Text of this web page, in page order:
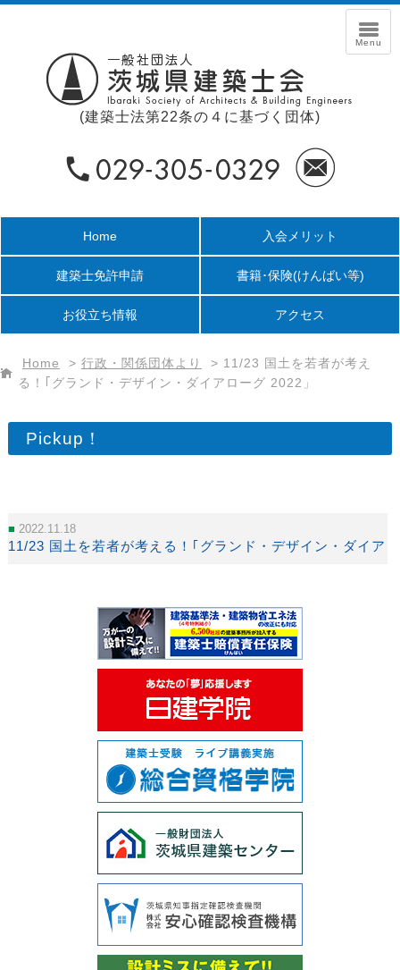
(建築士法第22条の４に基づく団体)
Home 入会メリット
建築士免許申請 書籍･保険(けんばい等)
お役立ち情報 アクセス
Home > 行政・関係団体より > 11/23 国土を若者が考え
る！｢グランド・デザイン・ダイアローグ 2022」
Pickup！
2022.11.18
11/23 国土を若者が考える！｢グランド・デザイン・ダイア